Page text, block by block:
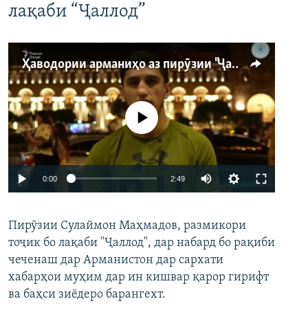
лақаби “Ҷаллод”
Ҳаводории арманиҳо аз пирӯзии "Ҷаллод"-и тоҷик
Auto 240p 360p 480p
720p 1080p
Феълан кор намекунад
0:00 2:49
360p
480p
Пирӯзии Сулаймон Маҳмадов, размикори
тоҷик бо лақаби "Ҷаллод", дар набард бо рақиби
чеченаш дар Арманистон дар сархати
хабарҳои муҳим дар ин кишвар қарор гирифт
ва баҳси зиёдеро барангехт.